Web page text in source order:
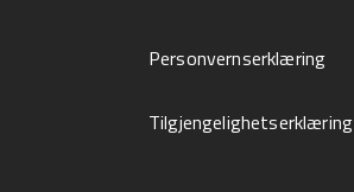
Personvernserklæring
Tilgjengelighetserklæring